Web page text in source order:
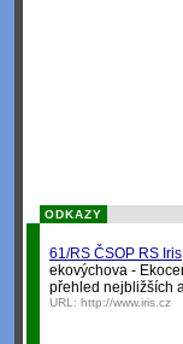
ODKAZY
61/RS ČSOP RS Iris
ekovýchova -
přehled nejbližších
URL: http://www.iris.cz